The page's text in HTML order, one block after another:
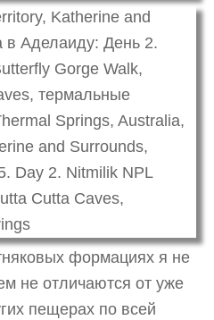
формациях я не
не отличаются от уже
пещерах по всей